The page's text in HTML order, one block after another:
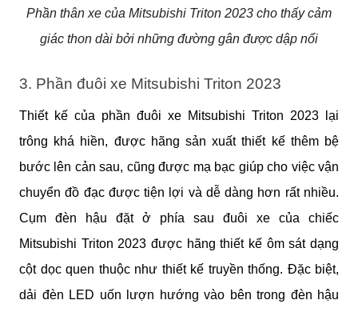
Phần thân xe của Mitsubishi Triton 2023 cho thấy cảm
giác thon dài bởi những đường gân được dập nổi
3. Phần đuôi xe Mitsubishi Triton 2023
Thiết kế của phần đuôi xe Mitsubishi Triton 2023 lại
trông khá hiền, được hãng sản xuất thiết kế thêm bệ
bước lên cản sau, cũng được mạ bạc giúp cho việc vận
chuyển đồ đạc được tiện lợi và dễ dàng hơn rất nhiều.
Cụm đèn hậu đặt ở phía sau đuôi xe của chiếc
Mitsubishi Triton 2023 được hãng thiết kế ôm sát dạng
cột dọc quen thuộc như thiết kế truyền thống. Đặc biệt,
dải đèn LED uốn lượn hướng vào bên trong đèn hậu